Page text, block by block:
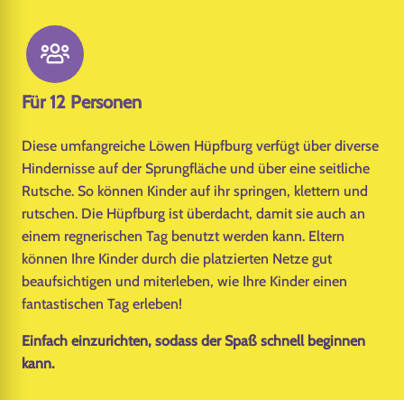
Für 12 Personen
Diese umfangreiche Löwen Hüpfburg verfügt über diverse
Hindernisse auf der Sprungfläche und über eine seitliche
Rutsche. So können Kinder auf ihr springen, klettern und
rutschen. Die Hüpfburg ist überdacht, damit sie auch an
einem regnerischen Tag benutzt werden kann. Eltern
können Ihre Kinder durch die platzierten Netze gut
beaufsichtigen und miterleben, wie Ihre Kinder einen
fantastischen Tag erleben!
Einfach einzurichten, sodass der Spaß schnell beginnen
kann.